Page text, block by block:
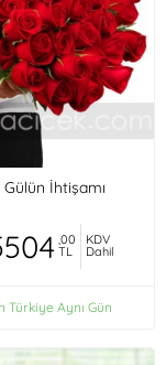
Gülün İhtişamı
,00
TL
KDV
Dahil
Türkiye Aynı Gün